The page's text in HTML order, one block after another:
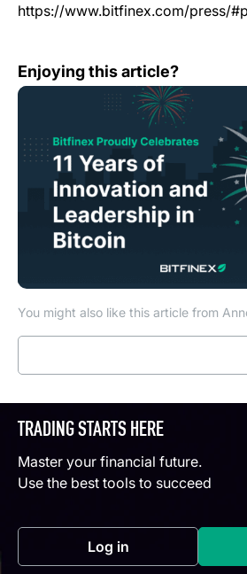
https://www.bitfinex.com/press/
Enjoying this article?
You might also like this article from
Bitfinex Proudly Celebrates 11
TRADING STARTS HERE
Master your financial future.
Use the best tools to succeed
Log in(opens in a new tab)